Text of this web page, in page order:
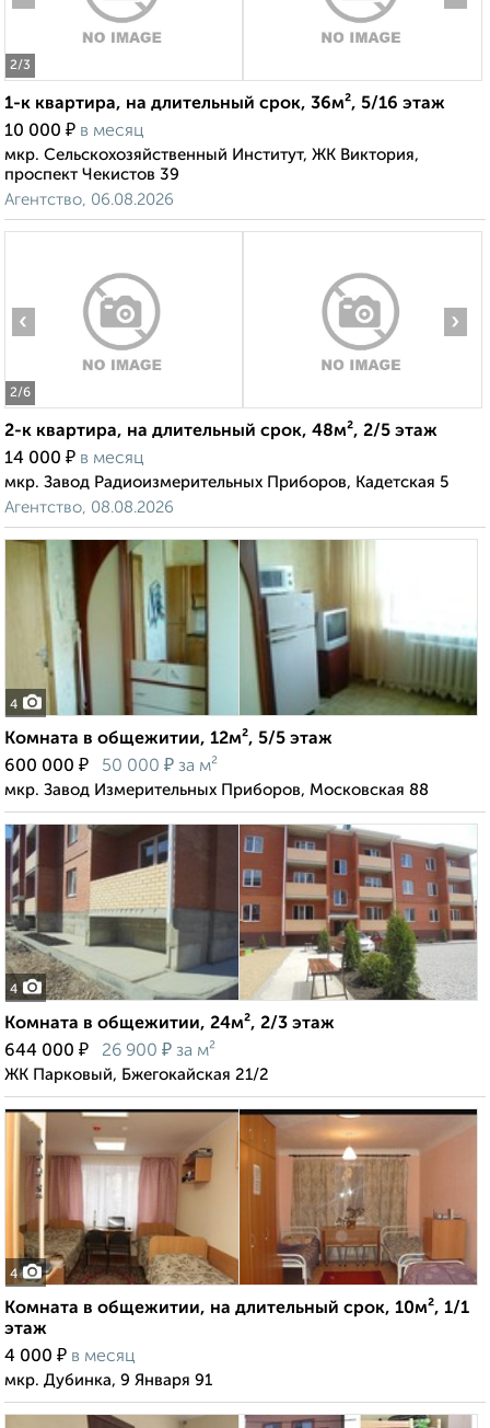
2/3
1-к квартира, на длительный срок, 36м², 5/16 этаж
10 000 ₽ в месяц
мкр. Сельскохозяйственный Институт, ЖК Виктория,
проспект Чекистов 39
Агентство, 06.08.2026
2/6
‹ ›
2-к квартира, на длительный срок, 48м², 2/5 этаж
14 000 ₽ в месяц
мкр. Завод Радиоизмерительных Приборов, Кадетская 5
Агентство, 08.08.2026
4
Комната в общежитии, 12м², 5/5 этаж
600 000 ₽ 50 000 ₽ за м²
мкр. Завод Измерительных Приборов, Московская 88
4
Комната в общежитии, 24м², 2/3 этаж
644 000 ₽ 26 900 ₽ за м²
ЖК Парковый, Бжегокайская 21/2
4
Комната в общежитии, на длительный срок, 10м², 1/1
этаж
4 000 ₽ в месяц
мкр. Дубинка, 9 Января 91